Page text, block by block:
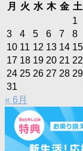
月
火 水 木 金 土
1
3
4 5 6 7 8
10 11 12 13 14 15
17 18 19 20 21 22
24 25 26 27 28 29
31
« 6月